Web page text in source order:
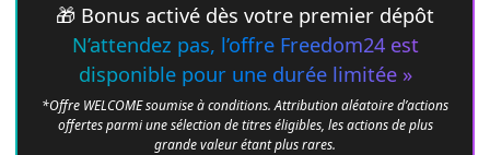
🎁 Bonus activé dès votre premier dépôt
N’attendez pas, l’offre Freedom24 est
disponible pour une durée limitée »
*Offre WELCOME soumise à conditions. Attribution aléatoire d’actions
offertes parmi une sélection de titres éligibles, les actions de plus
grande valeur étant plus rares.